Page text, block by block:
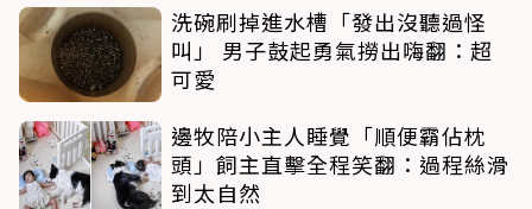
洗碗刷掉進水槽「發出沒聽過怪
叫」 男子鼓起勇氣撈出嗨翻：超
可愛
邊牧陪小主人睡覺「順便霸佔枕
頭」飼主直擊全程笑翻：過程絲滑
到太自然